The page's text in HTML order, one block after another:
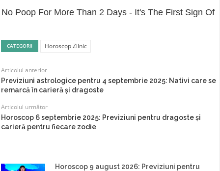
No Poop For More Than 2 Days - It's The First Sign Of
CATEGORII Horoscop Zilnic
Articolul anterior
Previziuni astrologice pentru 4 septembrie 2025: Nativi care se
remarcă în carieră și dragoste
Articolul următor
Horoscop 6 septembrie 2025: Previziuni pentru dragoste și
carieră pentru fiecare zodie
Horoscop 9 august 2026: Previziuni pentru